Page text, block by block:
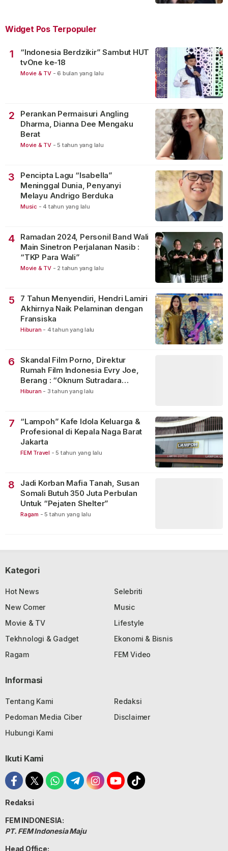
Widget Pos Terpopuler
1
“Indonesia Berdzikir” Sambut HUT
tvOne ke-18
Movie & TV - 6 bulan yang lalu
2
Perankan Permaisuri Angling
Dharma, Dianna Dee Mengaku
Berat
Movie & TV - 5 tahun yang lalu
3
Pencipta Lagu “Isabella”
Meninggal Dunia, Penyanyi
Melayu Andrigo Berduka
Music - 4 tahun yang lalu
4
Ramadan 2024, Personil Band Wali
Main Sinetron Perjalanan Nasib :
“TKP Para Wali”
Movie & TV - 2 tahun yang lalu
5
7 Tahun Menyendiri, Hendri Lamiri
Akhirnya Naik Pelaminan dengan
Fransiska
Hiburan - 4 tahun yang lalu
6
Skandal Film Porno, Direktur
Rumah Film Indonesia Evry Joe,
Berang : “Oknum Sutradara
Merusak Perfilman Indonesia”!
Hiburan - 3 tahun yang lalu
7
“Lampoh” Kafe Idola Keluarga &
Profesional di Kepala Naga Barat
Jakarta
FEM Travel - 5 tahun yang lalu
8
Jadi Korban Mafia Tanah, Susan
Somali Butuh 350 Juta Perbulan
Untuk “Pejaten Shelter”
Ragam - 5 tahun yang lalu
Kategori
Hot News
Selebriti
New Comer
Music
Movie & TV
Lifestyle
Tekhnologi & Gadget
Ekonomi & Bisnis
Ragam
FEM Video
Informasi
Tentang Kami
Redaksi
Pedoman Media Ciber
Disclaimer
Hubungi Kami
Ikuti Kami
Redaksi
FEM INDONESIA:
PT. FEM Indonesia Maju
Head Office: